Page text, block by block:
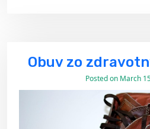
Obuv zo
Posted on March